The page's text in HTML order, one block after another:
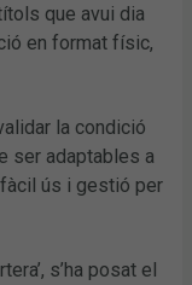
que avui dia
en format físic,
la condició
ser adaptables a
ús i gestió per
s’ha posat el